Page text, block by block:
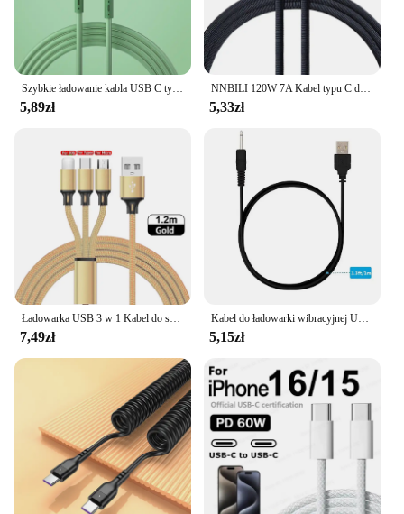
Szybkie ładowanie kabla USB C typu C płynny przewód z miękkiego silikonu do telefonu Huawei Xiaomi 1/1.5/2M przewód do ładowarki USB-C telefonu komórkowego
5,89zł
NNBILI 120W 7A Kabel typu C do typu C do telefonu komórkowego Iphone 15 Xiaomi Oneplus Kabel USB typu C do szybkiego ładowania danych
5,33zł
Ładowarka USB 3 w 1 Kabel do szybkiego ładowania typu C Micro IOS Multi Kabel do iPhone'a Huawei Samsung Nylonowy pleciony sznur
7,49zł
Kabel do ładowarki wibracyjnej USB DC 2.5 przewód do ładowania zabawki dla dorosłych wibratory akcesoria do masażu uniwersalny zasilacz USB
5,15zł